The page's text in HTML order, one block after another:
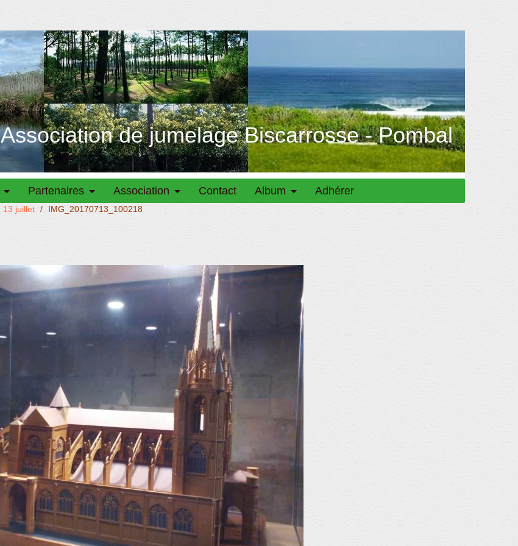
Association de jumelage Biscarrosse - Pombal
Partenaires Association Contact Album Adhérer
13 juillet / IMG_20170713_100218